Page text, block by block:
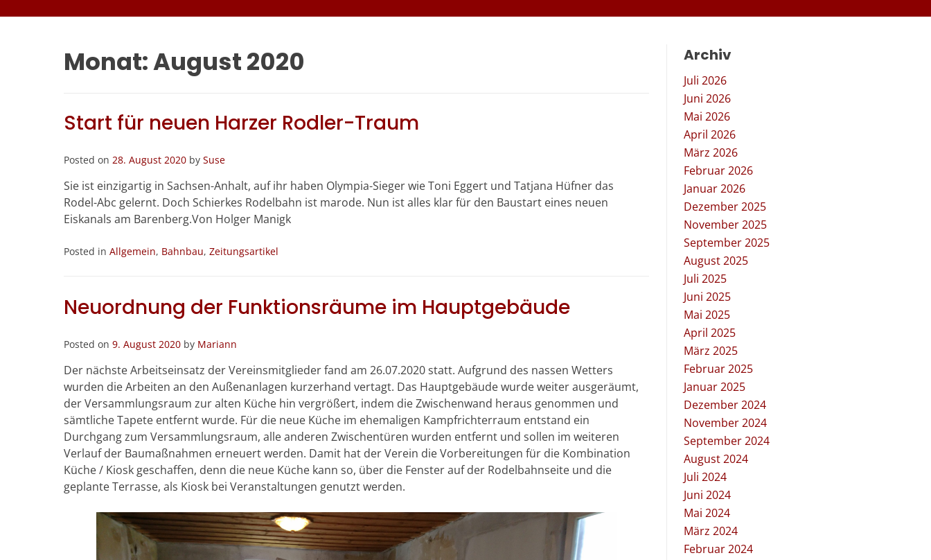
Monat:August 2020
Start für neuen Harzer Rodler-Traum
Posted on 28. August 2020 by Suse
Sie ist einzigartig in Sachsen-Anhalt, auf ihr haben Olympia-Sieger wie Toni Eggert und Tatjana Hüfner das
Rodel-Abc gelernt. Doch Schierkes Rodelbahn ist marode. Nun ist alles klar für den Baustart eines neuen
Eiskanals am Barenberg.Von Holger Manigk
Posted in Allgemein, Bahnbau, Zeitungsartikel
Neuordnung der Funktionsräume im Hauptgebäude
Posted on 9. August 2020 by Mariann
Der nächste Arbeitseinsatz der Vereinsmitglieder fand am 26.07.2020 statt. Aufgrund des nassen Wetters
wurden die Arbeiten an den Außenanlagen kurzerhand vertagt. Das Hauptgebäude wurde weiter ausgeräumt,
der Versammlungsraum zur alten Küche hin vergrößert, indem die Zwischenwand heraus genommen und
sämtliche Tapete entfernt wurde. Für die neue Küche im ehemaligen Kampfrichterraum entstand ein
Durchgang zum Versammlungsraum, alle anderen Zwischentüren wurden entfernt und sollen im weiteren
Verlauf der Baumaßnahmen erneuert werden. Damit hat der Verein die Vorbereitungen für die Kombination
Küche / Kiosk geschaffen, denn die neue Küche kann so, über die Fenster auf der Rodelbahnseite und die
geplante Terrasse, als Kiosk bei Veranstaltungen genutzt werden.
Archiv
Juli 2026
Juni 2026
Mai 2026
April 2026
März 2026
Februar 2026
Januar 2026
Dezember 2025
November 2025
September 2025
August 2025
Juli 2025
Juni 2025
Mai 2025
April 2025
März 2025
Februar 2025
Januar 2025
Dezember 2024
November 2024
September 2024
August 2024
Juli 2024
Juni 2024
Mai 2024
März 2024
Februar 2024